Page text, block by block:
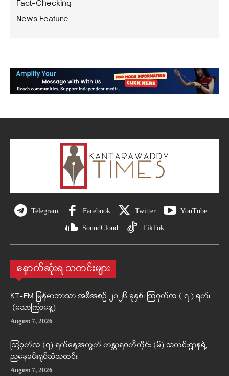
Fact-Checking
News Feature
Telegram Facebook Twitter YouTube
SoundCloud TikTok
နောက်ဆုံးရ သတင်းများ
KT-FM မြန်မာဘာသာ အစီအစဉ် ၂၀၂၆ ခုနှစ်၊ ဩဂုတ်လ ( ၇ ) ရက်၊
(သောကြာနေ့)
August 7, 2026
ဩဂုတ်လ (၇) ရက်နေ့အတွက် ကန္တာရဝတီတိုင်း (မ်) သတင်းဌာနရဲ့
ညနေခင်းရုပ်သံသတင်း
August 7, 2026